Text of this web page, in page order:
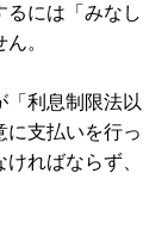
るには「みなし
。
「利息制限法以
に支払いを行っ
ればならず、